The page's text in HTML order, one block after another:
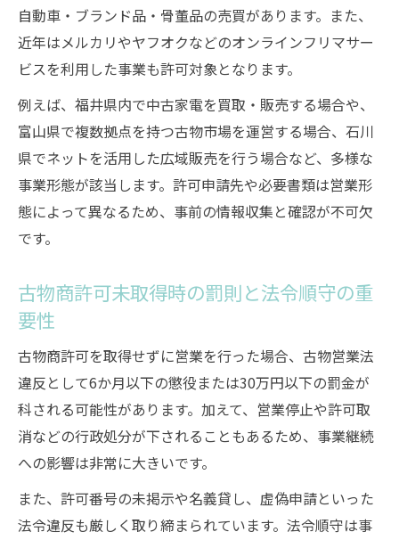
自動車・ブランド品・骨董品の売買があります。また、
近年はメルカリやヤフオクなどのオンラインフリマサー
ビスを利用した事業も許可対象となります。
例えば、福井県内で中古家電を買取・販売する場合や、
富山県で複数拠点を持つ古物市場を運営する場合、石川
県でネットを活用した広域販売を行う場合など、多様な
事業形態が該当します。許可申請先や必要書類は営業形
態によって異なるため、事前の情報収集と確認が不可欠
です。
古物商許可未取得時の罰則と法令順守の重
要性
古物商許可を取得せずに営業を行った場合、古物営業法
違反として6か月以下の懲役または30万円以下の罰金が
科される可能性があります。加えて、営業停止や許可取
消などの行政処分が下されることもあるため、事業継続
への影響は非常に大きいです。
また、許可番号の未掲示や名義貸し、虚偽申請といった
法令違反も厳しく取り締まられています。法令順守は事